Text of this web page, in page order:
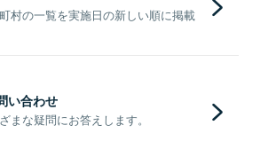
村の一覧を実施日の新しい順に掲載
い合わせ
まな疑問にお答えします。